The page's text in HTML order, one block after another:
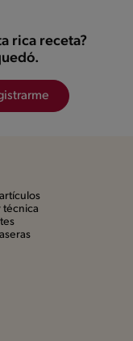
rica receta?
técnica